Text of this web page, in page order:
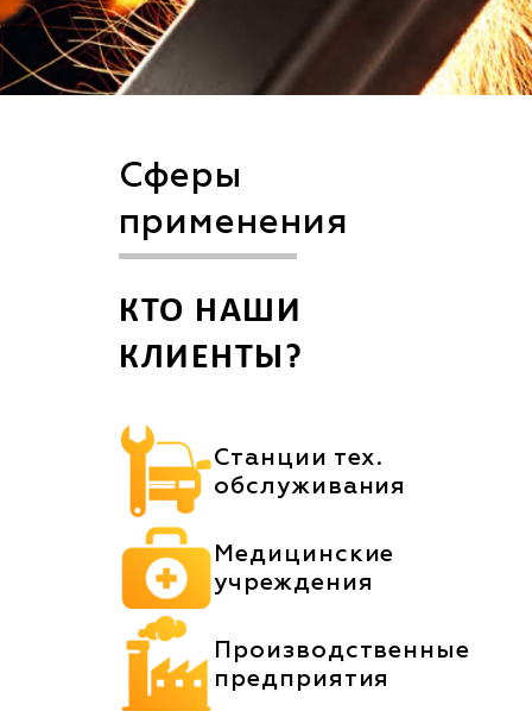
Сферы
применения
КТО НАШИ
КЛИЕНТЫ?
Станции тех.
обслуживания
Медицинские
учреждения
Производственные
предприятия